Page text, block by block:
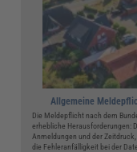
Allgemeine
Die Meldepflicht nach dem
erhebliche Herausforderungen:
Anmeldungen und der
die Fehleranfälligkeit bei der